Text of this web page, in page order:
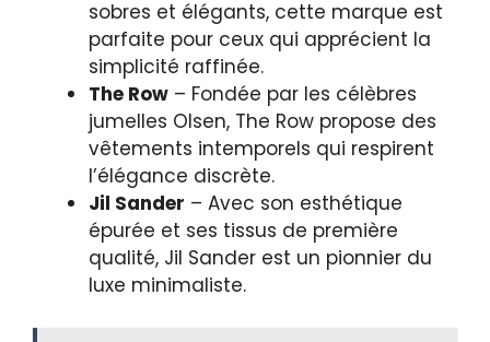
sobres et élégants, cette marque est
parfaite pour ceux qui apprécient la
simplicité raffinée.
The Row – Fondée par les célèbres
jumelles Olsen, The Row propose des
vêtements intemporels qui respirent
l’élégance discrète.
Jil Sander – Avec son esthétique
épurée et ses tissus de première
qualité, Jil Sander est un pionnier du
luxe minimaliste.